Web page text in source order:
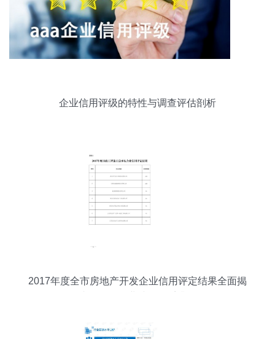
企业信用评级的特性与调查评估剖析
2017年度全市房地产开发企业信用评定结果全面揭